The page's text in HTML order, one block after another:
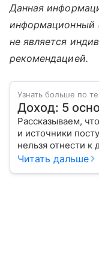
Данная
информационный
не является
рекомендацией.
Узнать больше по
Доход: 5
Рассказываем,
и источники
нельзя отнести
Читать дальше